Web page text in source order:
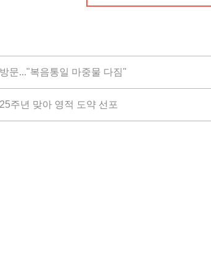
문..."복음통일 마중물 다짐"
주년 맞아 영적 도약 선포